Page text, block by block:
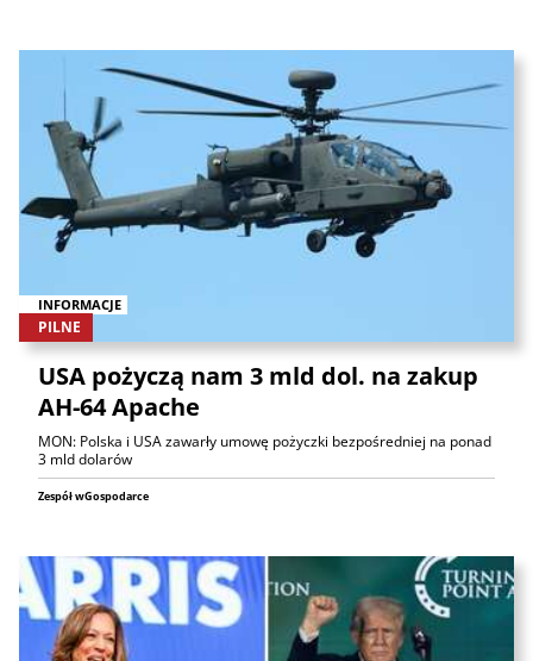
INFORMACJE
PILNE
USA pożyczą nam 3 mld dol. na zakup
AH-64 Apache
MON: Polska i USA zawarły umowę pożyczki bezpośredniej na ponad
3 mld dolarów
Zespół wGospodarce